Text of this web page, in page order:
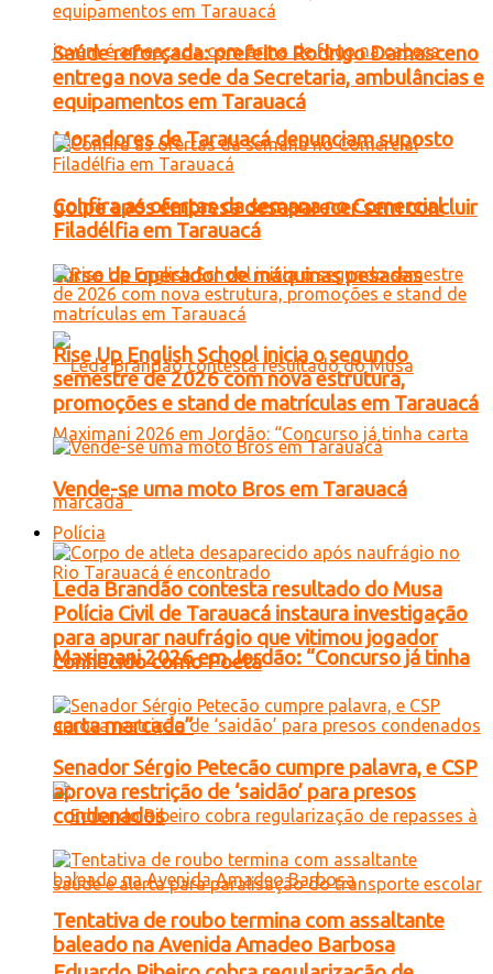
Moradores de Tarauacá denunciam suposto
golpe após empresa desaparecer sem concluir
curso de operador de máquinas pesadas
Leda Brandão contesta resultado do Musa
Maximani 2026 em Jordão: “Concurso já tinha
carta marcada”
Saúde reforçada: prefeito Rodrigo Damasceno
entrega nova sede da Secretaria, ambulâncias e
equipamentos em Tarauacá
Confira as ofertas da semana no Comercial
Filadélfia em Tarauacá
Rise Up English School inicia o segundo
semestre de 2026 com nova estrutura,
promoções e stand de matrículas em Tarauacá
Vende-se uma moto Bros em Tarauacá
Polícia
Polícia Civil de Tarauacá instaura investigação
para apurar naufrágio que vitimou jogador
conhecido como Poeta
Senador Sérgio Petecão cumpre palavra, e CSP
aprova restrição de ‘saidão’ para presos
condenados
Tentativa de roubo termina com assaltante
baleado na Avenida Amadeo Barbosa